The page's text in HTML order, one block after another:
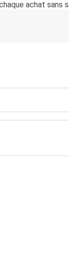
achat sans